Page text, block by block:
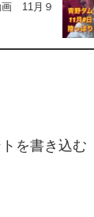
画 11月９
を書き込む